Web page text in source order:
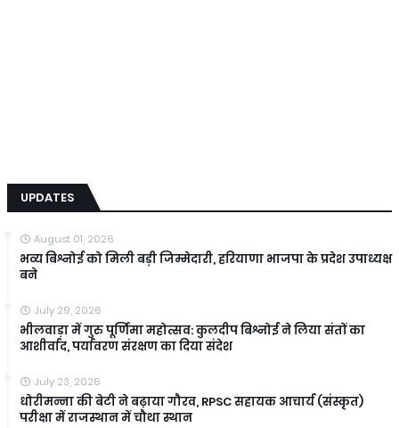
UPDATES
August 01, 2026
भव्य बिश्नोई को मिली बड़ी जिम्मेदारी, हरियाणा भाजपा के प्रदेश उपाध्यक्ष
बने
July 29, 2026
भीलवाड़ा में गुरु पूर्णिमा महोत्सव: कुलदीप बिश्नोई ने लिया संतों का
आशीर्वाद, पर्यावरण संरक्षण का दिया संदेश
July 23, 2026
धोरीमन्ना की बेटी ने बढ़ाया गौरव, RPSC सहायक आचार्य (संस्कृत)
परीक्षा में राजस्थान में चौथा स्थान